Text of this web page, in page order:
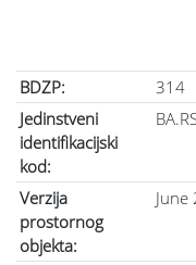
BDZP:
314
Jedinstveni
identifikacijski
kod:
Verzija
prostornog
objekta:
June